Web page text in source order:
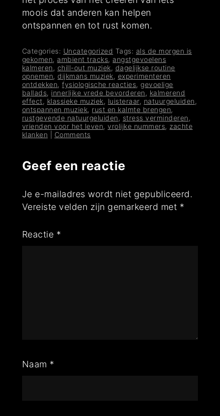
moois dat anderen kan helpen
ontspannen en tot rust komen.
Categories: Uncategorized Tags: als de morgen is
gekomen, ambient tracks, angstgevoelens
kalmeren , chill-out muziek, dagelijkse routine
opnemen,dijkmans muziek, experimenteren
ontdekken,fysiologische reacties,gevoelige
ballads, innerlijke vrede bevorderen , kalmerend
effect , klassieke muziek, luisteraar, natuurgeluiden ,
ontspannen muziek, rust en kalmte brengen,
rustgevende natuurgeluiden , stress verminderen ,
vrienden voor het leven,vrolijke nummers, zachte
klanken
Comments
Geef een reactie
Je e-mailadres wordt niet gepubliceerd.
Vereiste velden zijn gemarkeerd met *
Reactie *
Naam *